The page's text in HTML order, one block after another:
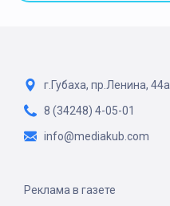
г.Губаха, пр.Ленина, 44а
8 (34248) 4-05-01
info@mediakub.com
Реклама в газете